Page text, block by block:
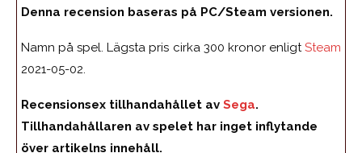
Denna recension baseras på PC/Steam versionen.
Namn på spel. Lägsta pris cirka 300 kronor enligtSteam
2021-05-02.
Recensionsex tillhandahållet av Sega.
Tillhandahållaren av spelet har inget inflytande
över artikelns innehåll.